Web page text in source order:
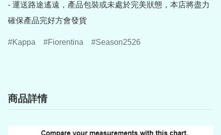
- 運送路途遙遠，產品包裝或未處於完美狀態，本店將盡力
確保產品完好方會發貨
Kappa Fiorentina Season2526
商品詳情